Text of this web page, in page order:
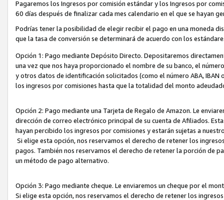
Pagaremos los Ingresos por comisión estándar y los Ingresos por
60 días después de finalizar cada mes calendario en el que se hayan
Podrías tener la posibilidad de elegir recibir el pago en una moneda
que la tasa de conversión se determinará de acuerdo con los
Opción 1: Pago mediante Depósito Directo. Depositaremos
una vez que nos haya proporcionado el nombre de su banco, el
y otros datos de identificación solicitados (como el número ABA,
los ingresos por comisiones hasta que la totalidad del monto
Opción 2: Pago mediante una Tarjeta de Regalo de Amazon. Le
dirección de correo electrónico principal de su cuenta de Afiliados.
hayan percibido los ingresos por comisiones y estarán sujetas a
Si elige esta opción, nos reservamos el derecho de retener los
pagos. También nos reservamos el derecho de retener la porción de
un método de pago alternativo.
Opción 3: Pago mediante cheque. Le enviaremos un cheque por el
Si elige esta opción, nos reservamos el derecho de retener los